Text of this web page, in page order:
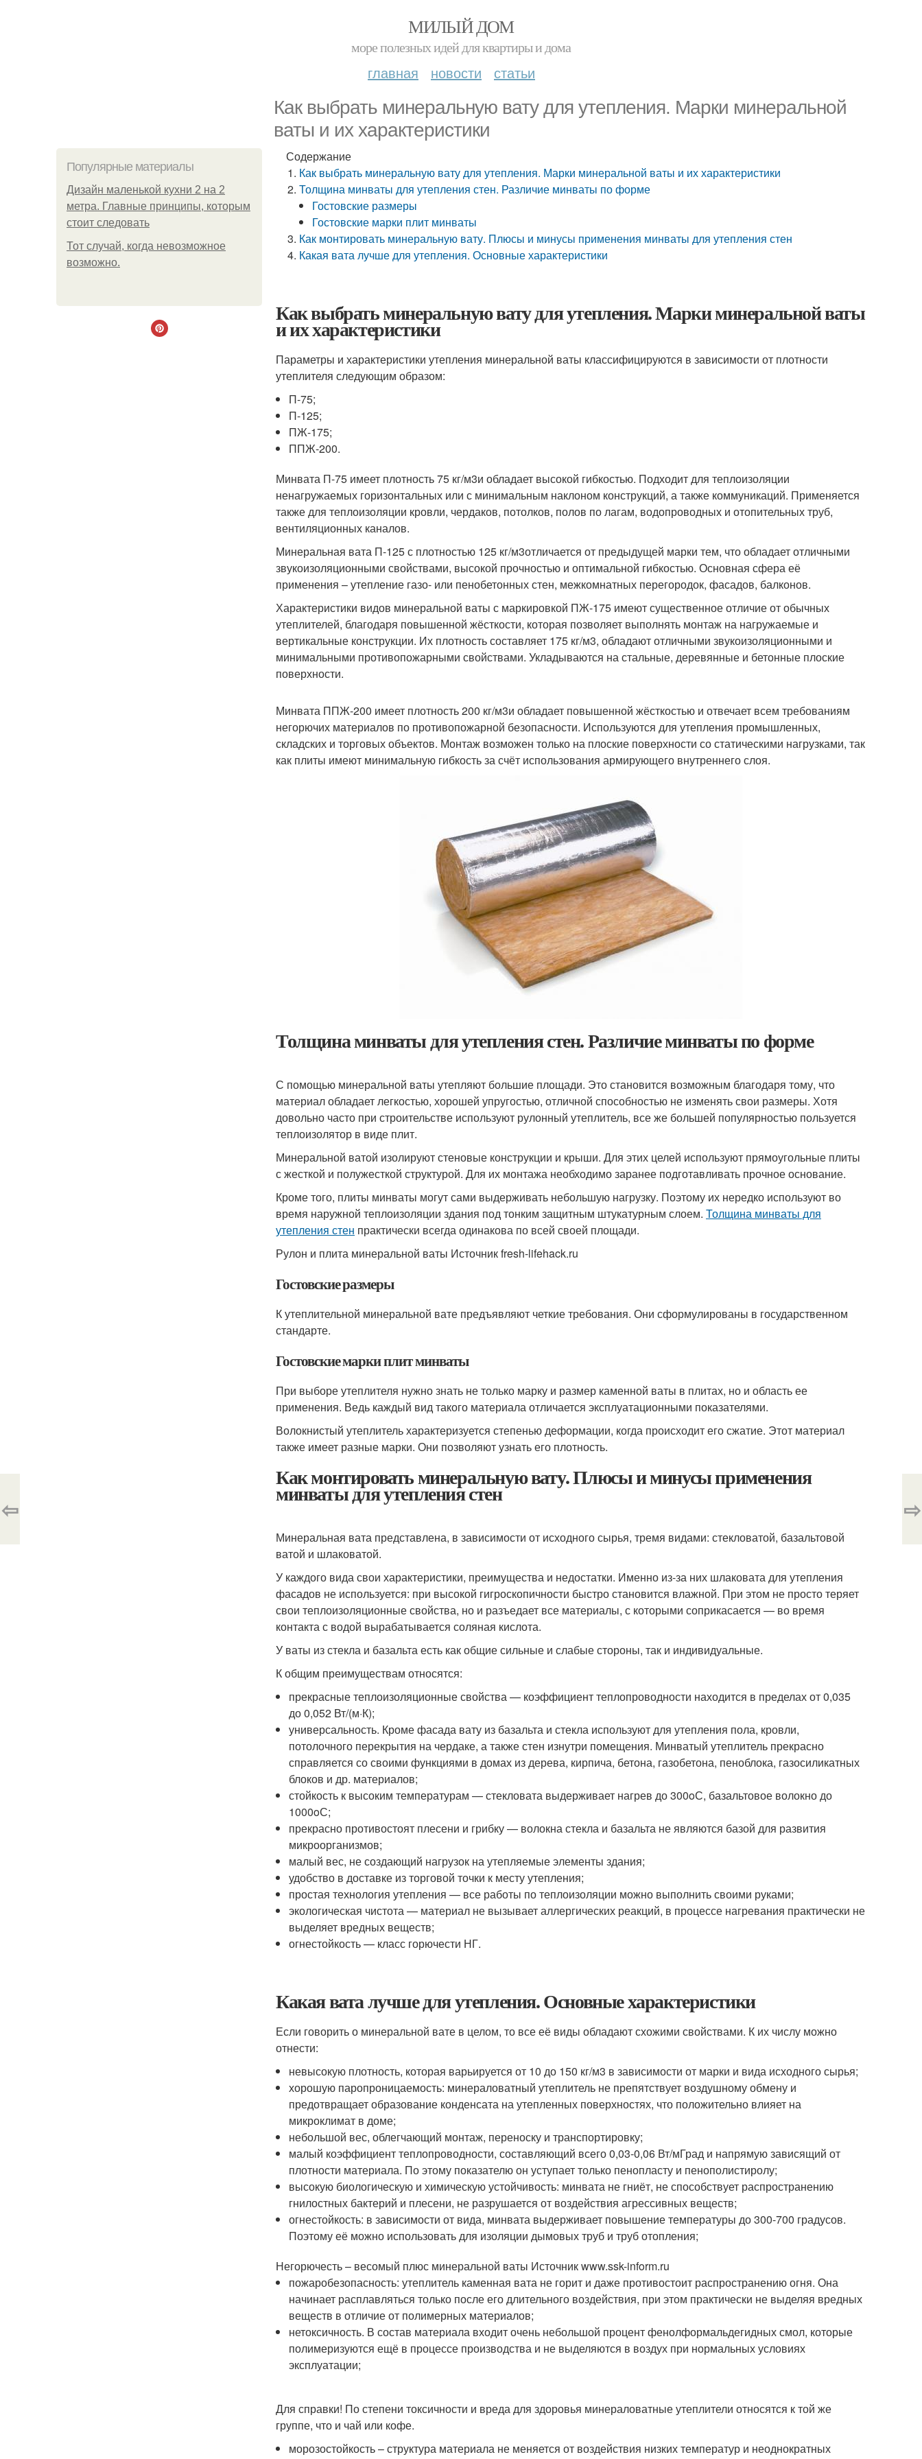
МИЛЫЙ ДОМ
море полезных идей для квартиры и дома
главная новости статьи
Как выбрать минеральную вату для утепления. Марки минеральной
ваты и их характеристики
Популярные материалы
Дизайн маленькой кухни 2 на 2
метра. Главные принципы, которым
стоит следовать
Тот случай, когда невозможное
возможно.
Содержание
Как выбрать минеральную вату для утепления. Марки минеральной ваты и их характеристики
Толщина минваты для утепления стен. Различие минваты по форме
Гостовские размеры
Гостовские марки плит минваты
Как монтировать минеральную вату. Плюсы и минусы применения минваты для утепления стен
Какая вата лучше для утепления. Основные характеристики
Как выбрать минеральную вату для утепления. Марки минеральной ваты
и их характеристики
Параметры и характеристики утепления минеральной ваты классифицируются в зависимости от плотности
утеплителя следующим образом:
П-75;
П-125;
ПЖ-175;
ППЖ-200.
Минвата П-75 имеет плотность 75 кг/м3и обладает высокой гибкостью. Подходит для теплоизоляции
ненагружаемых горизонтальных или с минимальным наклоном конструкций, а также коммуникаций. Применяется
также для теплоизоляции кровли, чердаков, потолков, полов по лагам, водопроводных и отопительных труб,
вентиляционных каналов.
Минеральная вата П-125 с плотностью 125 кг/м3отличается от предыдущей марки тем, что обладает отличными
звукоизоляционными свойствами, высокой прочностью и оптимальной гибкостью. Основная сфера её
применения – утепление газо- или пенобетонных стен, межкомнатных перегородок, фасадов, балконов.
Характеристики видов минеральной ваты с маркировкой ПЖ-175 имеют существенное отличие от обычных
утеплителей, благодаря повышенной жёсткости, которая позволяет выполнять монтаж на нагружаемые и
вертикальные конструкции. Их плотность составляет 175 кг/м3, обладают отличными звукоизоляционными и
минимальными противопожарными свойствами. Укладываются на стальные, деревянные и бетонные плоские
поверхности.
Минвата ППЖ-200 имеет плотность 200 кг/м3и обладает повышенной жёсткостью и отвечает всем требованиям
негорючих материалов по противопожарной безопасности. Используются для утепления промышленных,
складских и торговых объектов. Монтаж возможен только на плоские поверхности со статическими нагрузками, так
как плиты имеют минимальную гибкость за счёт использования армирующего внутреннего слоя.
Толщина минваты для утепления стен. Различие минваты по форме
С помощью минеральной ваты утепляют большие площади. Это становится возможным благодаря тому, что
материал обладает легкостью, хорошей упругостью, отличной способностью не изменять свои размеры. Хотя
довольно часто при строительстве используют рулонный утеплитель, все же большей популярностью пользуется
теплоизолятор в виде плит.
Минеральной ватой изолируют стеновые конструкции и крыши. Для этих целей используют прямоугольные плиты
с жесткой и полужесткой структурой. Для их монтажа необходимо заранее подготавливать прочное основание.
Кроме того, плиты минваты могут сами выдерживать небольшую нагрузку. Поэтому их нередко используют во
время наружной теплоизоляции здания под тонким защитным штукатурным слоем. Толщина минваты для
утепления стен практически всегда одинакова по всей своей площади.
Рулон и плита минеральной ваты Источник fresh-lifehack.ru
Гостовские размеры
К утеплительной минеральной вате предъявляют четкие требования. Они сформулированы в государственном
стандарте.
Гостовские марки плит минваты
При выборе утеплителя нужно знать не только марку и размер каменной ваты в плитах, но и область ее
применения. Ведь каждый вид такого материала отличается эксплуатационными показателями.
Волокнистый утеплитель характеризуется степенью деформации, когда происходит его сжатие. Этот материал
также имеет разные марки. Они позволяют узнать его плотность.
Как монтировать минеральную вату. Плюсы и минусы применения
минваты для утепления стен
Минеральная вата представлена, в зависимости от исходного сырья, тремя видами: стекловатой, базальтовой
ватой и шлаковатой.
У каждого вида свои характеристики, преимущества и недостатки. Именно из-за них шлаковата для утепления
фасадов не используется: при высокой гигроскопичности быстро становится влажной. При этом не просто теряет
свои теплоизоляционные свойства, но и разъедает все материалы, с которыми соприкасается — во время
контакта с водой вырабатывается соляная кислота.
У ваты из стекла и базальта есть как общие сильные и слабые стороны, так и индивидуальные.
К общим преимуществам относятся:
прекрасные теплоизоляционные свойства — коэффициент теплопроводности находится в пределах от 0,035
до 0,052 Вт/(м·К);
универсальность. Кроме фасада вату из базальта и стекла используют для утепления пола, кровли,
потолочного перекрытия на чердаке, а также стен изнутри помещения. Минватый утеплитель прекрасно
справляется со своими функциями в домах из дерева, кирпича, бетона, газобетона, пеноблока, газосиликатных
блоков и др. материалов;
стойкость к высоким температурам — стекловата выдерживает нагрев до 300oС, базальтовое волокно до
1000oС;
прекрасно противостоят плесени и грибку — волокна стекла и базальта не являются базой для развития
микроорганизмов;
малый вес, не создающий нагрузок на утепляемые элементы здания;
удобство в доставке из торговой точки к месту утепления;
простая технология утепления — все работы по теплоизоляции можно выполнить своими руками;
экологическая чистота — материал не вызывает аллергических реакций, в процессе нагревания практически не
выделяет вредных веществ;
огнестойкость — класс горючести НГ.
Какая вата лучше для утепления. Основные характеристики
Если говорить о минеральной вате в целом, то все её виды обладают схожими свойствами. К их числу можно
отнести:
невысокую плотность, которая варьируется от 10 до 150 кг/м3 в зависимости от марки и вида исходного сырья;
хорошую паропроницаемость: минераловатный утеплитель не препятствует воздушному обмену и
предотвращает образование конденсата на утепленных поверхностях, что положительно влияет на
микроклимат в доме;
небольшой вес, облегчающий монтаж, переноску и транспортировку;
малый коэффициент теплопроводности, составляющий всего 0,03-0,06 Вт/мГрад и напрямую зависящий от
плотности материала. По этому показателю он уступает только пенопласту и пенополистиролу;
высокую биологическую и химическую устойчивость: минвата не гниёт, не способствует распространению
гнилостных бактерий и плесени, не разрушается от воздействия агрессивных веществ;
огнестойкость: в зависимости от вида, минвата выдерживает повышение температуры до 300-700 градусов.
Поэтому её можно использовать для изоляции дымовых труб и труб отопления;
Негорючесть – весомый плюс минеральной ваты Источник www.ssk-inform.ru
пожаробезопасность: утеплитель каменная вата не горит и даже противостоит распространению огня. Она
начинает расплавляться только после его длительного воздействия, при этом практически не выделяя вредных
веществ в отличие от полимерных материалов;
нетоксичность. В состав материала входит очень небольшой процент фенолформальдегидных смол, которые
полимеризуются ещё в процессе производства и не выделяются в воздух при нормальных условиях
эксплуатации;
Для справки! По степени токсичности и вреда для здоровья минераловатные утеплители относятся к той же
группе, что и чай или кофе.
морозостойкость – структура материала не меняется от воздействия низких температур и неоднократных
⇦ ⇨